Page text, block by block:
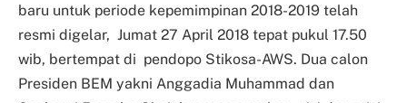
baru untuk periode kepemimpinan 2018-2019 telah
resmi digelar, Jumat 27 April 2018 tepat pukul 17.50
wib, bertempat di pendopo Stikosa-AWS. Dua calon
Presiden BEM yakni Anggadia Muhammad dan